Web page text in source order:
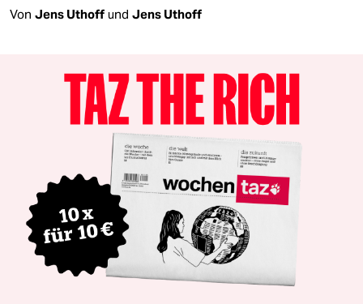
Von Jens Uthoff und Jens Uthoff